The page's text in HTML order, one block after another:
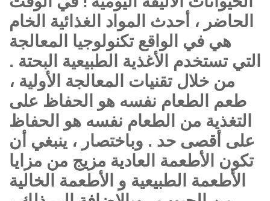
الحاضر ، أحدث المواد الغذائية الخام
هي في الواقع تكنولوجيا المعالجة
التي تستخدم الأغذية الطبيعية البحتة .
من خلال تقنيات المعالجة الأولية ،
طعم الطعام نفسه هو الحفاظ على
التغذية من الطعام نفسه هو الحفاظ
على أقصى حد . وباختصار ، ينبغي أن
تكون الأطعمة العادية مزيج من مزايا
الأطعمة الطبيعية و الأطعمة الخالية